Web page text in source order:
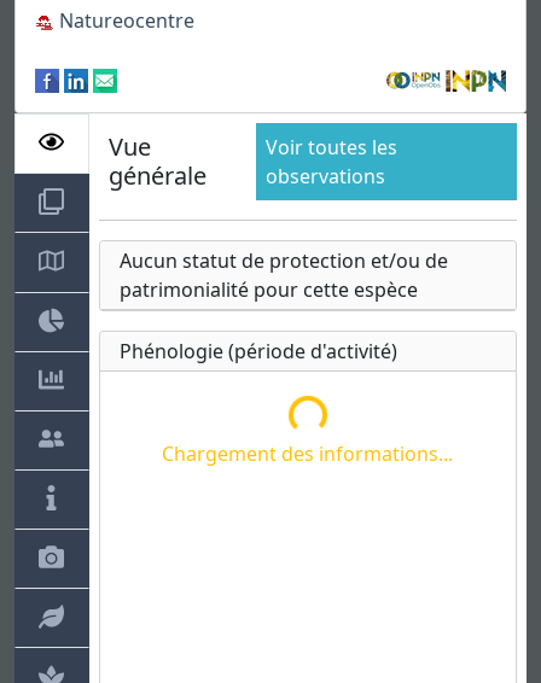
Natureocentre
Vue
générale
Voir toutes les
observations
Aucun statut de protection et/ou de
patrimonialité pour cette espèce
Phénologie (période d'activité)
Chargement des informations...
Chargement des informations...